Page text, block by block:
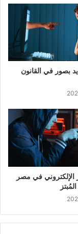
بصور في القانون
الإلكتروني في مصر